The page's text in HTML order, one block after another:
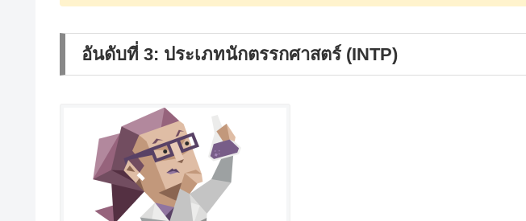
อันดับที่ 3: ประเภทนักตรรกศาสตร์ (INTP)